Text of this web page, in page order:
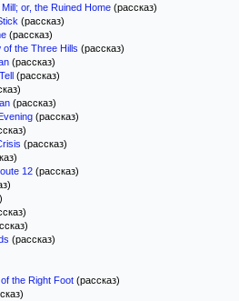
or, the Ruined Home (рассказ)
(рассказ)
(рассказ)
of the Three Hills (рассказ)
(рассказ)
(рассказ)
(рассказ)
(рассказ)
(рассказ)
12 (рассказ)
(рассказ)
the Right Foot (рассказ)